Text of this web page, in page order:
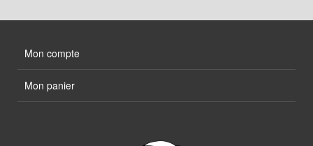
Mon compte
Mon panier